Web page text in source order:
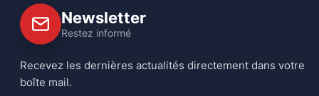
Newsletter
Restez informé
Recevez les dernières actualités directement dans votre
boîte mail.